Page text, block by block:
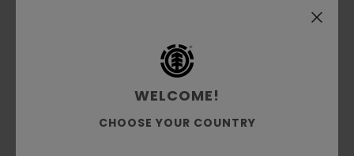
4/5
7. junio 2026
Compra verificada
WELCOME!
CHOOSE YOUR COUNTRY